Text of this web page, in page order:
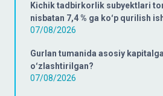
Kichik tadbirkorlik subyektlari
nisbatan 7,4 % ga koʻp qurilish
07/08/2026
Gurlan tumanida asosiy
oʻzlashtirilgan?
07/08/2026